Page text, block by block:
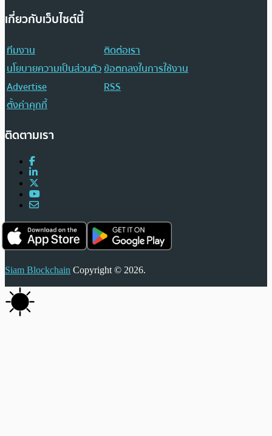
เกี่ยวกับเว็บไซต์นี้
ทีมงาน
ติดต่อเรา
นโยบายความเป็นส่วนตัวข้อตกลงในการใช้งาน
Advertise
RSS
ตั้งค่าคุกกี้
ติดตามเรา
Siam Blockchain Copyright © 2026.